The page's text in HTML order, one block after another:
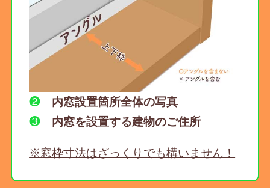
❷
内窓設置箇所全体の写真
❸
内窓を設置する建物のご住所
※窓枠寸法はざっくりでも構いません！